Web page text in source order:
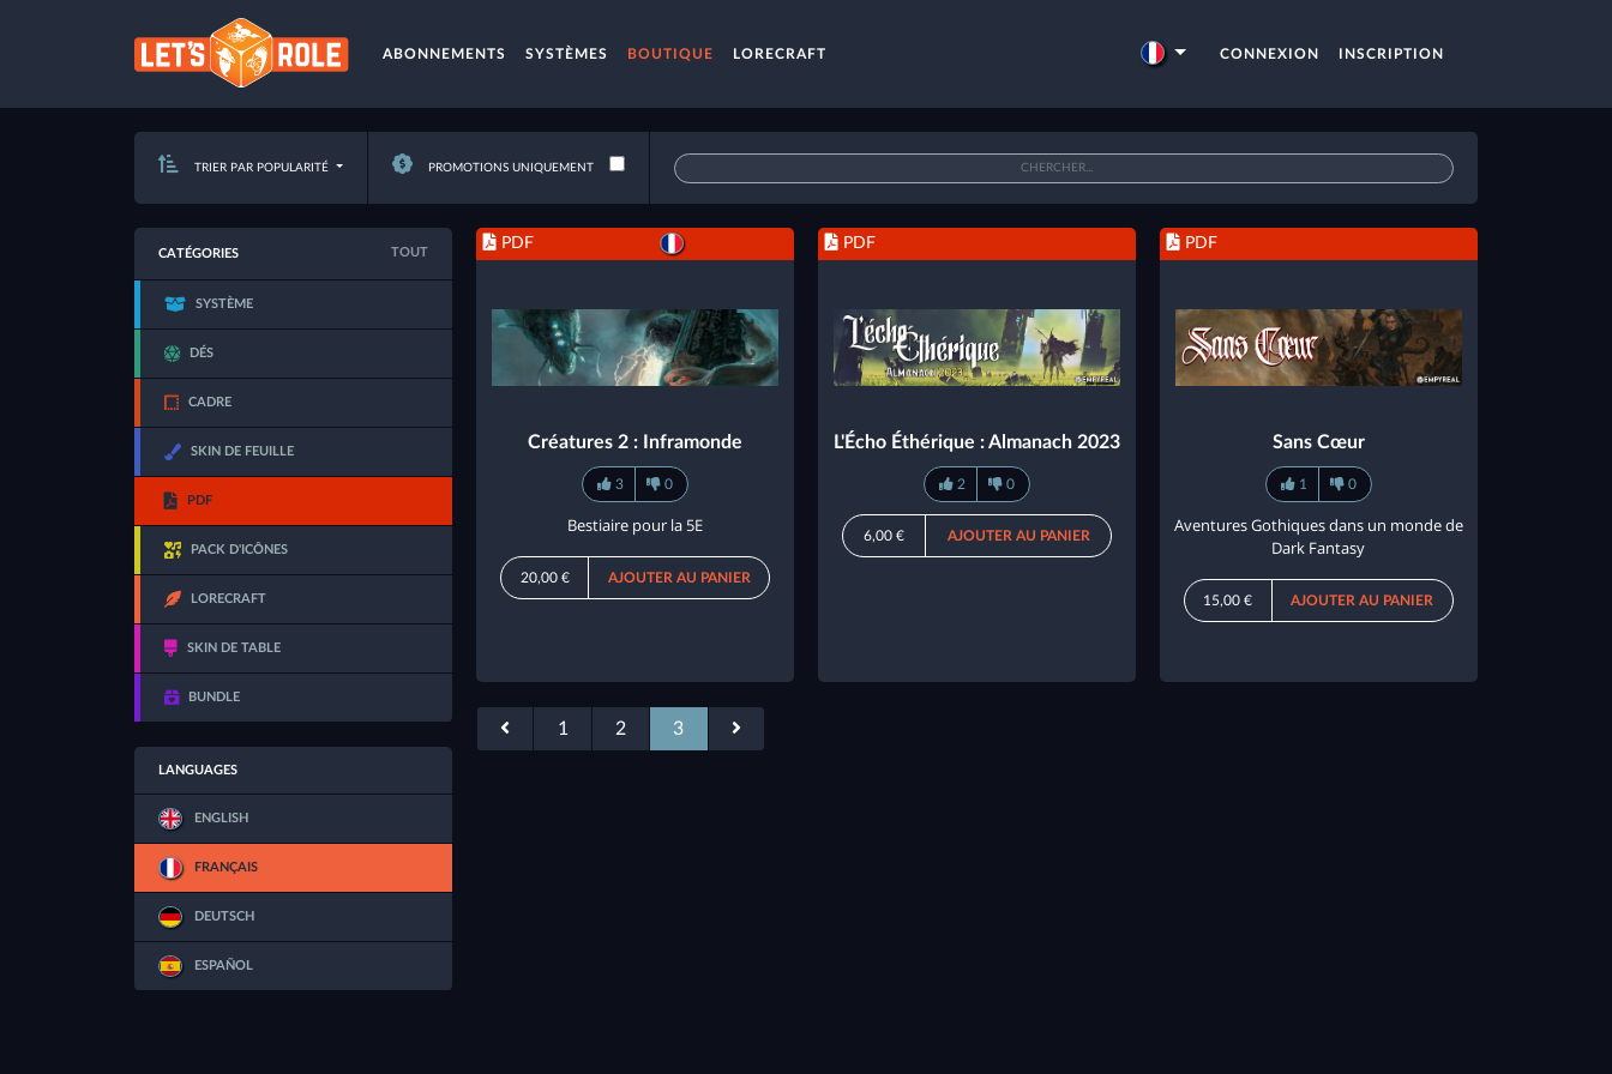
ABONNEMENTS SYSTÈMES BOUTIQUE LORECRAFT CONNEXION INSCRIPTION
TRIER PAR POPULARITÉ PROMOTIONS UNIQUEMENT
CATÉGORIES TOUT
SYSTÈME
DÉS
CADRE
SKIN DE FEUILLE
PDF
PACK D'ICÔNES
LORECRAFT
SKIN DE TABLE
BUNDLE
LANGUAGES
ENGLISH
FRANÇAIS
DEUTSCH
ESPAÑOL
PDF
Créatures 2 : Inframonde
3 0
Bestiaire pour la 5E
20,00 € AJOUTER AU PANIER
PDF
L'Écho Éthérique : Almanach 2023
2 0
6,00 € AJOUTER AU PANIER
PDF
Sans Cœur
1 0
Aventures Gothiques dans un monde de
Dark Fantasy
15,00 € AJOUTER AU PANIER
1 2 3